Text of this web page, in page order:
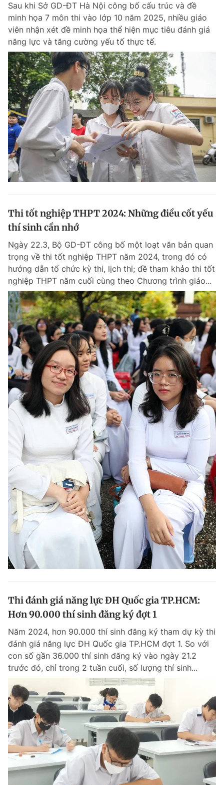
Đọc Thanh Niên trên điện thoại
Theo dõi báo trên
Hotline
0906 645 777
Liên hệ quảng cáo
0908 780 404
Đặt báo Quảng cáo RSS Tòa soạn Chính sách bảo
Tổng biên tập: Nguyễn Ngọc Toàn
Tổng thư ký tòa soạn: Đức Trung
Giấy phép xuất bản số 110/GP - BTTTT cấp ngày 24.3.2020
© 2003-2026 Bản quyền thuộc về Báo Thanh Niên. Cấm sao chép
dưới mọi hình thức nếu không có sự chấp thuận bằng văn bản.
Phát triển bởi ePi Technologies, JSC.
Sau khi Sở GD-ĐT Hà Nội công bố cấu trúc và đề
minh họa 7 môn thi vào lớp 10 năm 2025, nhiều giáo
viên nhận xét đề minh họa thể hiện mục tiêu đánh giá
năng lực và tăng cường yếu tố thực tế.
Thi tốt nghiệp THPT 2024: Những điều cốt yếu
thí sinh cần nhớ
Ngày 22.3, Bộ GD-ĐT công bố một loạt văn bản quan
trọng về thi tốt nghiệp THPT năm 2024, trong đó có
hướng dẫn tổ chức kỳ thi, lịch thi; đề tham khảo thi tốt
nghiệp THPT năm cuối cùng theo Chương trình giáo...
Thi đánh giá năng lực ĐH Quốc gia TP.HCM:
Hơn 90.000 thí sinh đăng ký đợt 1
Năm 2024, hơn 90.000 thí sinh đăng ký tham dự kỳ thi
đánh giá năng lực ĐH Quốc gia TP.HCM đợt 1. So với
con số gần 36.000 thí sinh đăng ký vào ngày 21.2
trước đó, chỉ trong 2 tuần cuối, số lượng thí sinh...